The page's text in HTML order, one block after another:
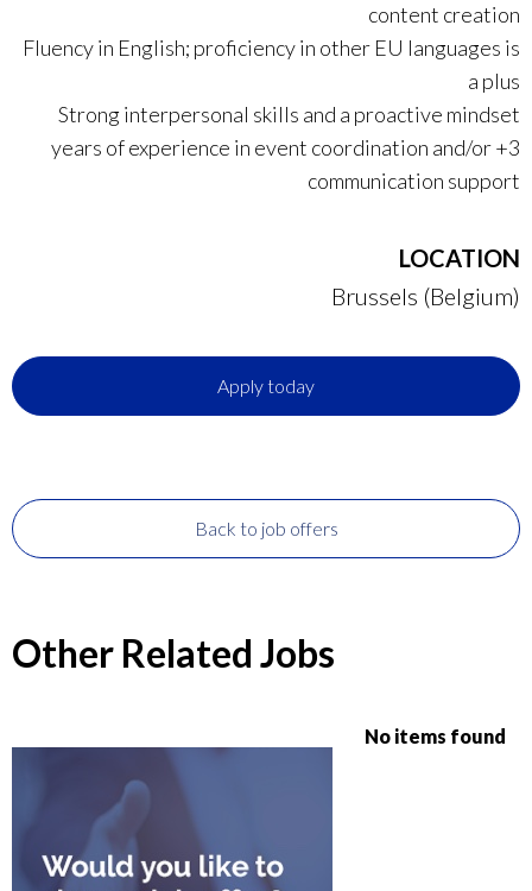
content creation
Fluency in English; proficiency in other EU languages is
a plus
Strong interpersonal skills and a proactive mindset
3+ years of experience in event coordination and/or
communication support
LOCATION
Brussels (Belgium)
Apply today
Back to job offers
Other Related Jobs
No items found